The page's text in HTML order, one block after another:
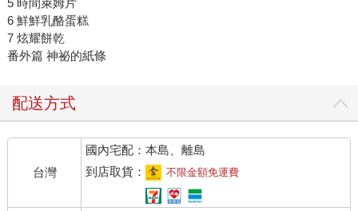
6 鮮鮮乳酪蛋糕
7 炫耀餅乾
番外篇 神祕的紙條
配送方式
台灣
國內宅配：本島、離島
到店取貨：
不限金額免運費